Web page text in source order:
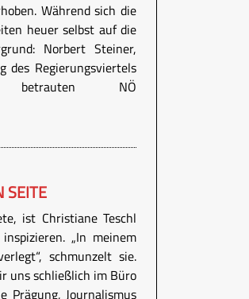
Während sich die
heuer selbst auf die
Norbert Steiner,
des Regierungsviertels
betrauten NÖ
SEITE
ist Christiane Teschl
„In meinem
schmunzelt sie.
uns schließlich im Büro
Prägung, Journalismus